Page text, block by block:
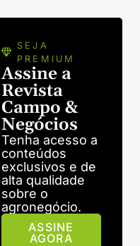
SEJA
PREMIUM
Assine a
Revista
Campo &
Negócios
Tenha acesso a
conteúdos
exclusivos e de
alta qualidade
sobre o
agronegócio.
ASSINE
AGORA